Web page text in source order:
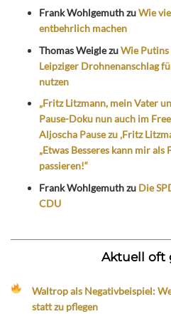
Frank WohlgemuthzuWie
entbehrlich machen
Thomas WeiglezuWie Putins
Leipziger Drohnenanschlag
nutzen
„Fritz Litzmann, mein Vater
Pause-Doku nun auch im
Aljoscha Pause zu ‚Fritz
„Etwas Besseres kann mir
passieren!“
Frank Wohlgemuthzu Die
CDU
Aktuell oft
Waltrop als Negativbeispiel:
statt zu pflegen